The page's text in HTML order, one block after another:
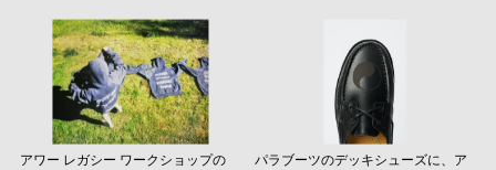
アワー レガシー ワークショップの
パラブーツのデッキシューズに、ア